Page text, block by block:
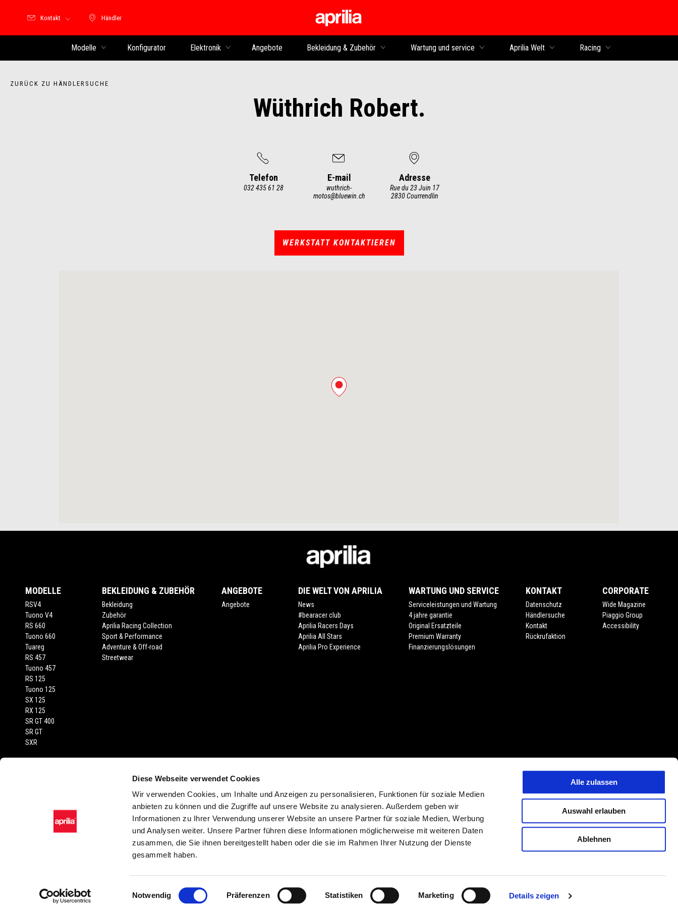
Diese Webseite verwendet Cookies
Wir verwenden Cookies, um Inhalte und Anzeigen zu personalisieren, Funktionen für soziale Medien
anbieten zu können und die Zugriffe auf unsere Website zu analysieren. Außerdem geben wir
Informationen zu Ihrer Verwendung unserer Website an unsere Partner für soziale Medien, Werbung
und Analysen weiter. Unsere Partner führen diese Informationen möglicherweise mit weiteren Daten
zusammen, die Sie ihnen bereitgestellt haben oder die sie im Rahmen Ihrer Nutzung der Dienste
gesammelt haben.
Einwilligungsauswahl
Notwendig Präferenzen Statistiken Marketing Details zeigen
Alle zulassen
Auswahl erlauben
Ablehnen
Händler
Händler
Kontakt
Modelle Konfigurator Elektronik Angebote Bekleidung & Zubehör Wartung und service Aprilia Welt Racing
ZURÜCK ZU HÄNDLERSUCHE
Wüthrich Robert.
Telefon
032 435 61 28
E-mail
wuthrich-
motos@bluewin.ch
Adresse
Rue du 23 Juin 17
2830 Courrendlin
WERKSTATT KONTAKTIEREN
MODELLE
RSV4
Tuono V4
RS 660
Tuono 660
Tuareg
RS 457
Tuono 457
RS 125
Tuono 125
SX 125
RX 125
SR GT 400
SR GT
SXR
BEKLEIDUNG & ZUBEHÖR
Bekleidung
Zubehör
Aprilia Racing Collection
Sport & Performance
Adventure & Off-road
Streetwear
ANGEBOTE
Angebote
DIE WELT VON APRILIA
News
#bearacer club
Aprilia Racers Days
Aprilia All Stars
Aprilia Pro Experience
WARTUNG UND SERVICE
Serviceleistungen und Wartung
4 jahre garantie
Original Ersatzteile
Premium Warranty
Finanzierungslösungen
KONTAKT
Datenschutz
Händlersuche
Kontakt
Rückrufaktion
CORPORATE
Wide Magazine
Piaggio Group
Accessibility
Empfohlene Verkaufspreise inkl. MwSt., Transport und Fahrzeugprüfbericht (Form. 13.20). Zuzüglich individuelle Ablieferungspauschale des Händlers. Preisänderungen jederzeit und ohne Vorankündigung vorbehalten. Die
abgebildeten Fahrzeuge und Zubehörartikel dienen nur zur Darstellung der Farbe. Verfügbarkeiten, eventuelle Abweichungen von Ausstattung, Produktmerkmalen, Dekore oder Sitzbankfarben vorbehalten. Abweichungen von
Farbtönen in der Serienausstattung gegenüber der Wiedergabe in Bild sind möglich. Druckfehler, Farbfehler, Irrtümer, Änderungen und Auslaufartikel vorbehalten. PIAGGIO & C. S.p.A. behält sich jederzeit das Recht technischer
oder stilistischer Änderungen vor. Sämtliche Angaben sind unverbindlich. In verschiedenen Ländern sind aufgrund gesetzlicher Bestimmungen Abweichungen von den hier beschriebenen und abgebildeten Modellvarianten,
Zubehörartikel und Ausstattungen möglich. Die montagekosten sind nicht im Preis inbegriffen.